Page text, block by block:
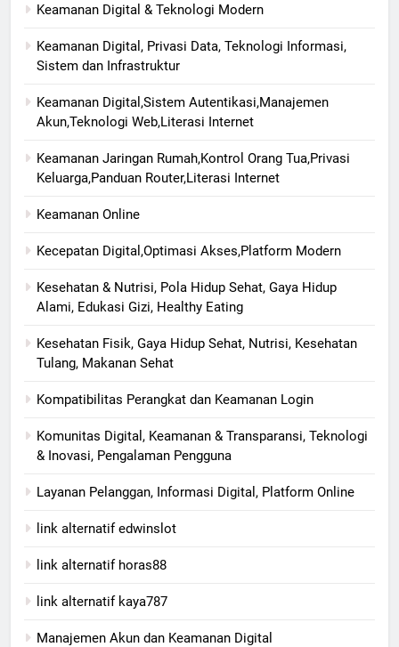
Keamanan Digital & Teknologi Modern
Keamanan Digital, Privasi Data, Teknologi Informasi,
Sistem dan Infrastruktur
Keamanan Digital,Sistem Autentikasi,Manajemen
Akun,Teknologi Web,Literasi Internet
Keamanan Jaringan Rumah,Kontrol Orang Tua,Privasi
Keluarga,Panduan Router,Literasi Internet
Keamanan Online
Kecepatan Digital,Optimasi Akses,Platform Modern
Kesehatan & Nutrisi, Pola Hidup Sehat, Gaya Hidup
Alami, Edukasi Gizi, Healthy Eating
Kesehatan Fisik, Gaya Hidup Sehat, Nutrisi, Kesehatan
Tulang, Makanan Sehat
Kompatibilitas Perangkat dan Keamanan Login
Komunitas Digital, Keamanan & Transparansi, Teknologi
& Inovasi, Pengalaman Pengguna
Layanan Pelanggan, Informasi Digital, Platform Online
link alternatif edwinslot
link alternatif horas88
link alternatif kaya787
Manajemen Akun dan Keamanan Digital